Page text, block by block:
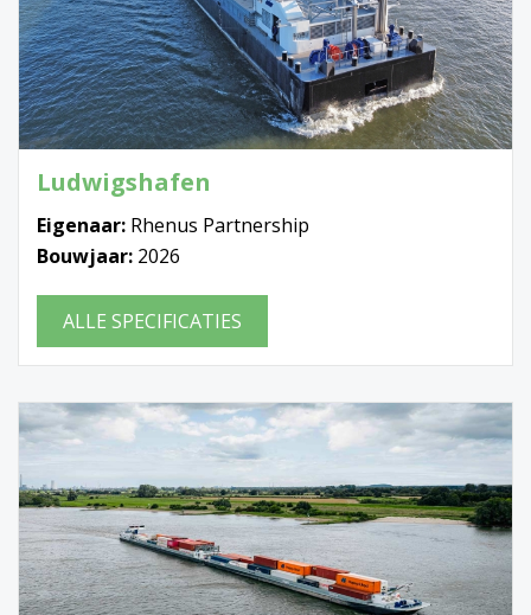
Ludwigshafen
Eigenaar: Rhenus Partnership
Bouwjaar: 2026
ALLE SPECIFICATIES